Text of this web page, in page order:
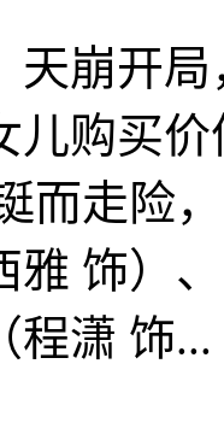
崩开局
买价
而走险
雅 饰）
程潇 饰...